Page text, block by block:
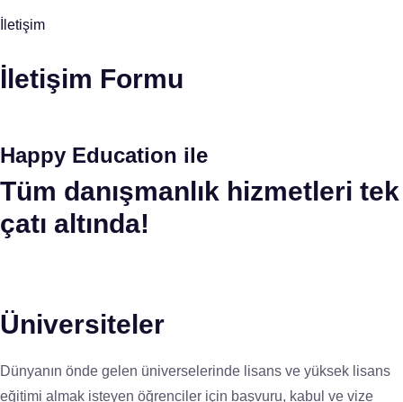
İletişim
İletişim Formu
Happy Education ile
Tüm danışmanlık hizmetleri tek
çatı altında!
Üniversiteler
Dünyanın önde gelen üniverselerinde lisans ve yüksek lisans
eğitimi almak isteyen öğrenciler için başvuru, kabul ve vize